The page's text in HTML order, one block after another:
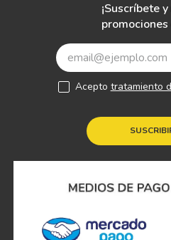
¡Suscríbete
Acepto tratamiento